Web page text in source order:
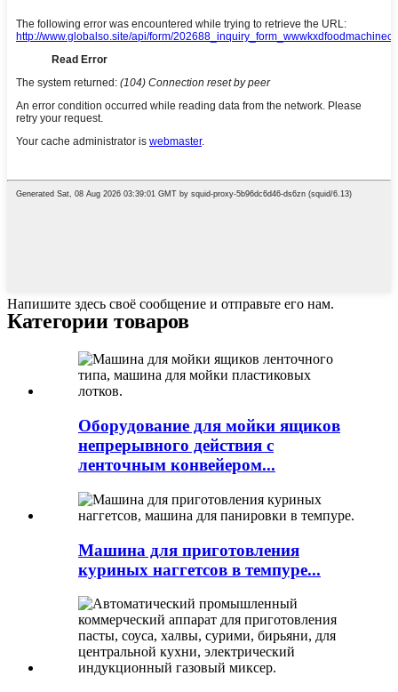
Напишите здесь своё сообщение и отправьте его нам.
Категории товаров
Оборудование для мойки ящиков
непрерывного действия с
ленточным конвейером...
Машина для приготовления
куриных наггетсов в темпуре...